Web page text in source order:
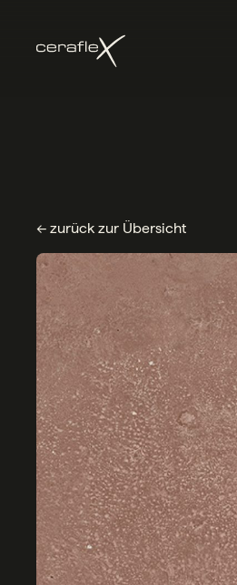
← zurück zur Übersicht